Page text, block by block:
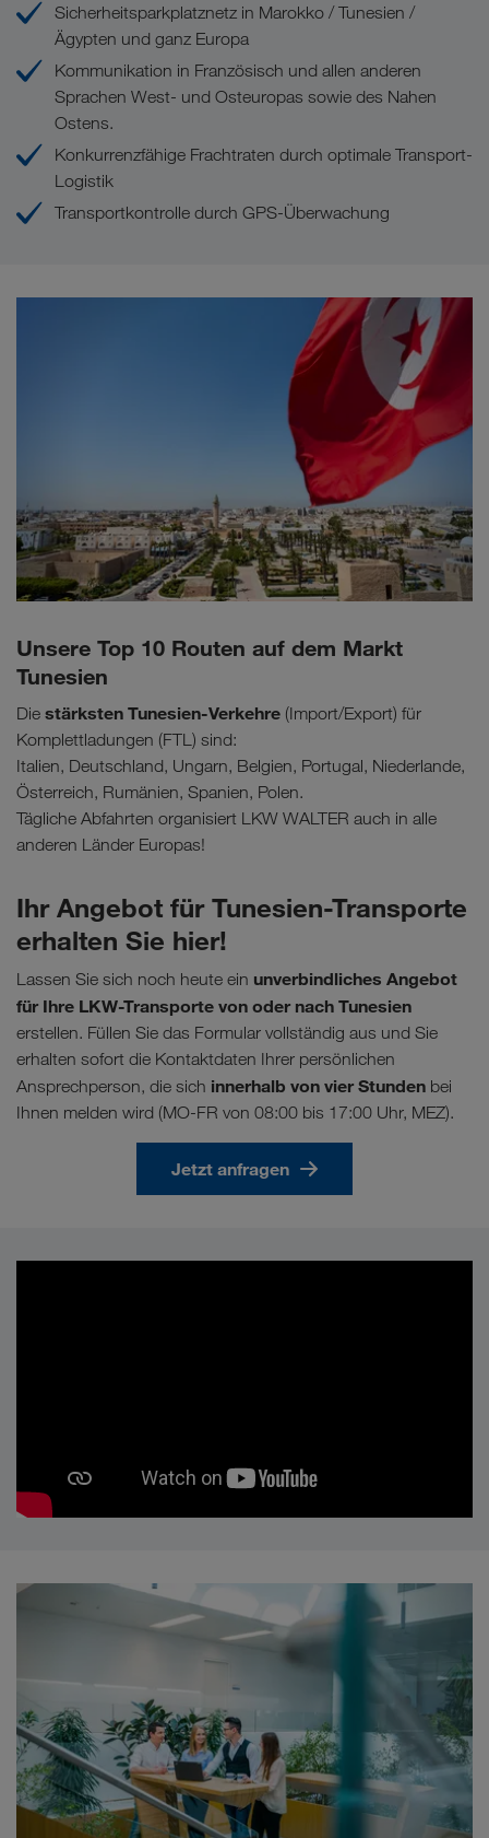
Sicherheitsparkplatznetz in Marokko / Tunesien /
Ägypten und ganz Europa
Kommunikation in Französisch und allen anderen
Sprachen West- und Osteuropas sowie des Nahen
Ostens.
Konkurrenzfähige Frachtraten durch optimale Transport-
Logistik
Transportkontrolle durch GPS-Überwachung
Unsere Top 10 Routen auf dem Markt
Tunesien
Die stärksten Tunesien-Verkehre (Import/Export) für
Komplettladungen (FTL) sind:
Italien, Deutschland, Ungarn, Belgien, Portugal, Niederlande,
Österreich, Rumänien, Spanien, Polen.
Tägliche Abfahrten organisiert LKW WALTER auch in alle
anderen Länder Europas!
Ihr Angebot für Tunesien-Transporte
erhalten Sie hier!
Lassen Sie sich noch heute ein unverbindliches Angebot
für Ihre LKW-Transporte von oder nach Tunesien
erstellen. Füllen Sie das Formular vollständig aus und Sie
erhalten sofort die Kontaktdaten Ihrer persönlichen
Ansprechperson, die sich innerhalb von vier Stunden bei
Ihnen melden wird (MO-FR von 08:00 bis 17:00 Uhr, MEZ).
Jetzt anfragen